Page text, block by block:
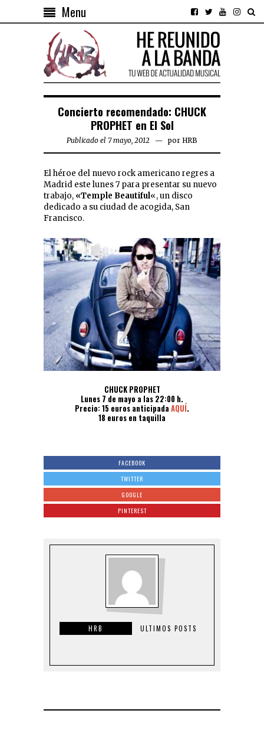
Menu
Concierto recomendado: CHUCK
PROPHET en El Sol
Publicado el 7 mayo, 2012 por HRB
El héroe del nuevo rock americano regres a
Madrid este lunes 7 para presentar su nuevo
trabajo, «Temple Beautiful«, un disco
dedicado a su ciudad de acogida, San
Francisco.
CHUCK PROPHET
Lunes 7 de mayo a las 22:00 h.
Precio: 15 euros anticipada AQUÍ.
18 euros en taquilla
FACEBOOK
TWITTER
GOOGLE
PINTEREST
HRB ULTIMOS POSTS